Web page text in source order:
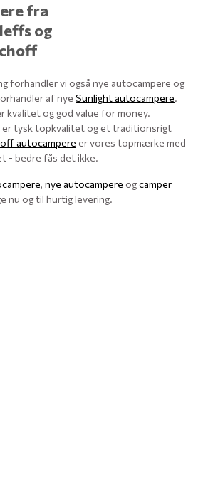
fra
og
forhandler vi også nye autocampere og
af nye Sunlight autocampere.
kvalitet og god value for money.
er tysk topkvalitet og et traditionsrigt
autocampere er vores topmærke med
- bedre fås det ikke.
, nye autocampere ogcamper
nu og til hurtig levering.